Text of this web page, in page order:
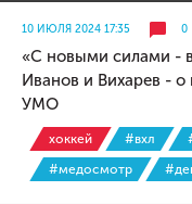
10 ИЮЛЯ 2024 17:35 0
«С новыми силами -
Иванов и Вихарев - о
УМО
хоккей #вхл
#медосмотр